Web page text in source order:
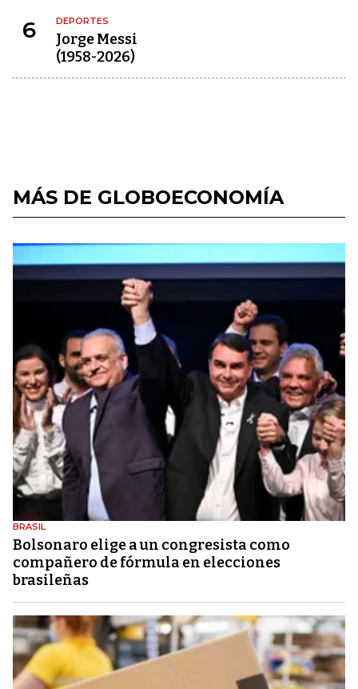
6 DEPORTES
Jorge Messi
(1958-2026)
MÁS DE GLOBOECONOMÍA
BRASIL
Bolsonaro elige a un congresista como
compañero de fórmula en elecciones
brasileñas